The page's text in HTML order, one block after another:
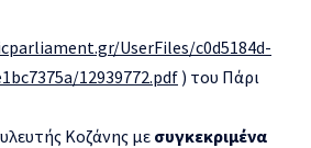
UserFiles/c0d5184d-
12939772.pdf ) του Πάρι
Κοζάνης με συγκεκριμένα